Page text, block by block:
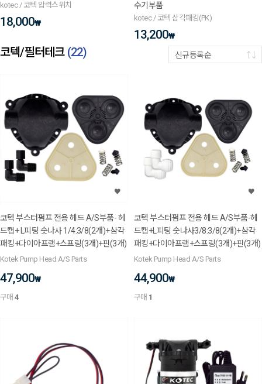
kotec / 코텍 압력스위치
18,000₩
수기부품
kotec / 코텍 삼각패킹(PK)
13,200₩
코텍/필터테크 (22) 신규등록순
코텍 부스터펌프 전용 헤드 A/S부품- 헤
드캡+ L피팅 숫나사 1/4:3/8(2개)+삼각
패킹+다이아프램+스프링(3개)+핀(3개)
Kotek Pump Head A/S Parts
47,900₩
구매4
코텍 부스터펌프 전용 헤드 A/S부품-헤
드캡+L피팅 숫나사3/8:3/8(2개)+삼각
패킹+다이아프램+스프링(3개)+핀(3개)
Kotek Pump Head A/S Parts
44,900₩
구매 1